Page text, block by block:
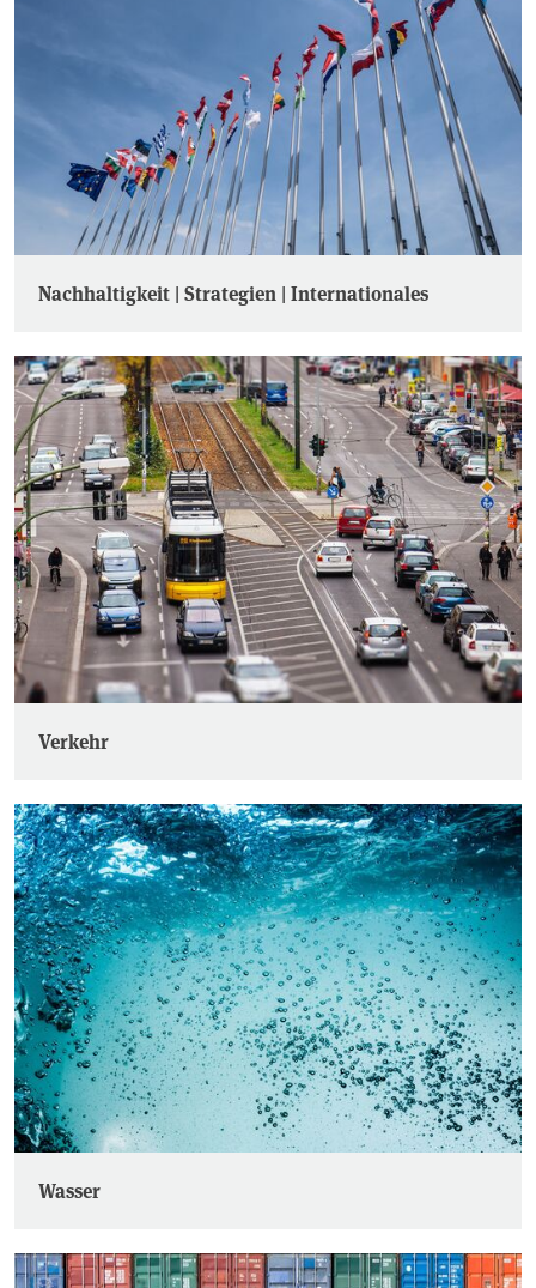
Nachhaltigkeit | Strategien | Internationales
Verkehr
Wasser